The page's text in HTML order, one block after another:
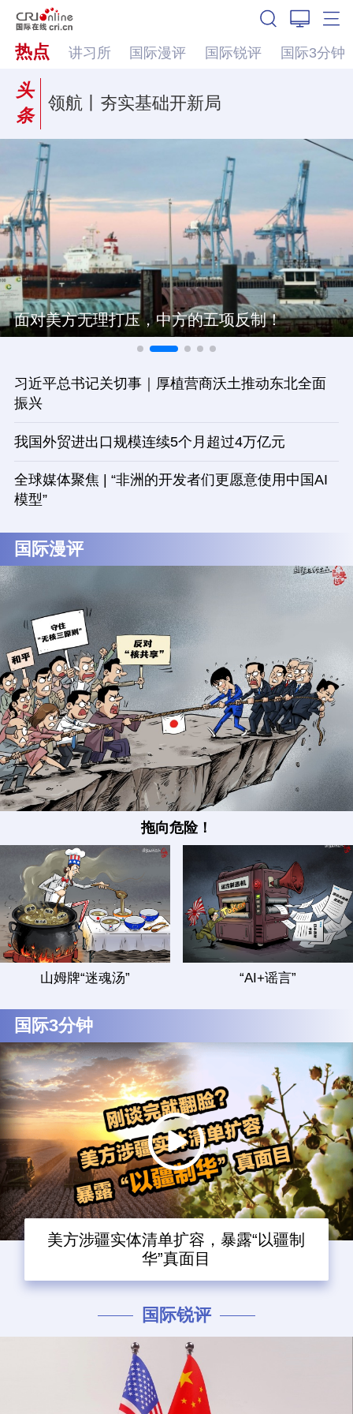
热点 讲习所 国际漫评 国际锐评 国际3分钟
头
条
领航丨夯实基础开新局
面对美方无理打压，中方的五项反制！
习近平总书记关切事｜厚植营商沃土推动东北全面
振兴
我国外贸进出口规模连续5个月超过4万亿元
全球媒体聚焦 | “非洲的开发者们更愿意使用中国AI
模型”
国际漫评
拖向危险！
山姆牌“迷魂汤” “AI+谣言”
国际3分钟
美方涉疆实体清单扩容，暴露“以疆制
华”真面目
国际锐评